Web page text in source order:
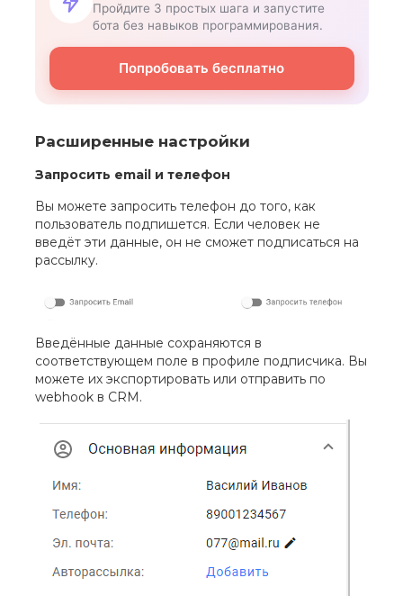
Пройдите 3 простых шага и запустите
бота без навыков программирования.
Попробовать бесплатно
Расширенные настройки
Запросить email и телефон
Вы можете запросить телефон до того, как
пользователь подпишется. Если человек не
введёт эти данные, он не сможет подписаться на
рассылку.
Введённые данные сохраняются в
соответствующем поле в профиле подписчика. Вы
можете их экспортировать или отправить по
webhook в CRM.